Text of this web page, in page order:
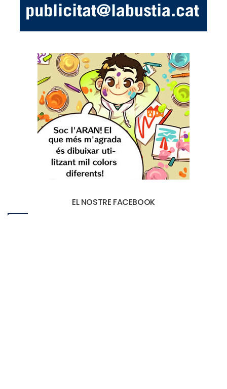
EL NOSTRE FACEBOOK